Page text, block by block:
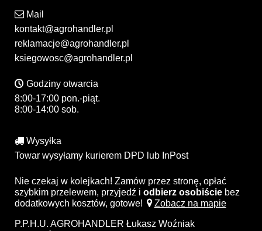
Mail
kontakt@agrohandler.pl
reklamacje@agrohandler.pl
ksiegowosc@agrohandler.pl
Godziny otwarcia
8:00-17:00 pon.-piąt.
8:00-14:00 sob.
Wysyłka
Towar wysyłamy kurierem DPD lub InPost
Nie czekaj w kolejkach! Zamów przez stronę, opłać
szybkim przelewem, przyjedź i odbierz osobiście bez
dodatkowych kosztów, gotowe!
Zobacz na mapie
P.P.H.U. AGROHANDLER Łukasz Woźniak